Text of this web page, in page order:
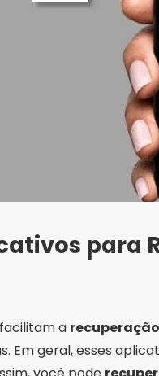
para
a
Em geral, esses